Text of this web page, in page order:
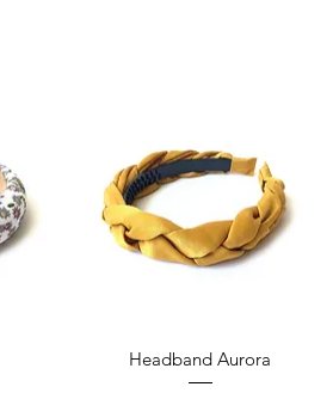
Vista rápida
Headband Aurora